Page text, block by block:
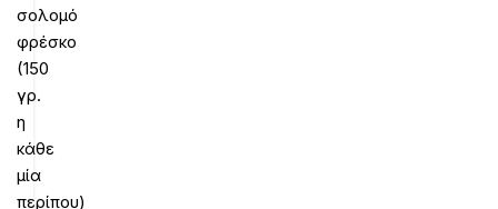
σολομό
φρέσκο
(150
γρ.
η
κάθε
μία
περίπου)